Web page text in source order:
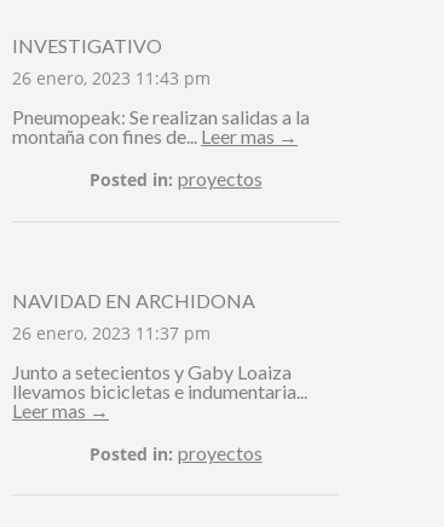
INVESTIGATIVO
26 enero, 2023 11:43 pm
Pneumopeak: Se realizan salidas a la
montaña con fines de... Leer mas →
Posted in: proyectos
NAVIDAD EN ARCHIDONA
26 enero, 2023 11:37 pm
Junto a setecientos y Gaby Loaiza
llevamos bicicletas e indumentaria...
Leer mas →
Posted in: proyectos